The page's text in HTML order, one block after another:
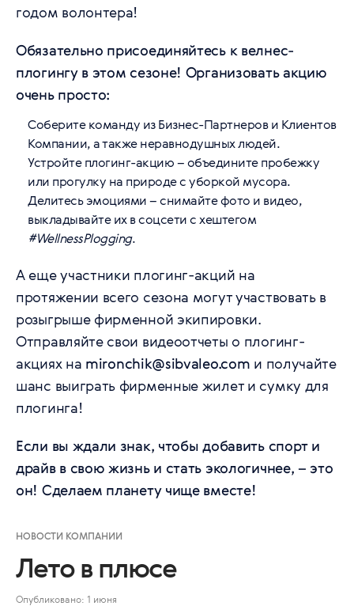
годом волонтера!
Обязательно присоединяйтесь к велнес-
плогингу в этом сезоне! Организовать акцию
очень просто:
Соберите команду из Бизнес-Партнеров и Клиентов
Компании, а также неравнодушных людей.
Устройте плогинг-акцию – объедините пробежку
или прогулку на природе с уборкой мусора.
Делитесь эмоциями – снимайте фото и видео,
выкладывайте их в соцсети с хештегом
#WellnessPlogging.
А еще участники плогинг-акций на
протяжении всего сезона могут участвовать в
розыгрыше фирменной экипировки.
Отправляйте свои видеоотчеты о плогинг-
акциях на mironchik@sibvaleo.com и получайте
шанс выиграть фирменные жилет и сумку для
плогинга!
Если вы ждали знак, чтобы добавить спорт и
драйв в свою жизнь и стать экологичнее, – это
он! Сделаем планету чище вместе!
НОВОСТИ КОМПАНИИ
Лето в плюсе
Опубликовано: 1 июня